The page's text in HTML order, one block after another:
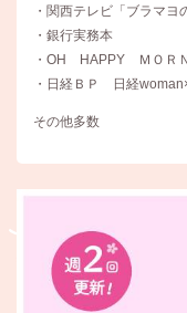
・関西テレビ「ブラマヨ
・銀行実務本
・OH HAPPY ＭＯＲ
・日経ＢＰ 日経
その他多数